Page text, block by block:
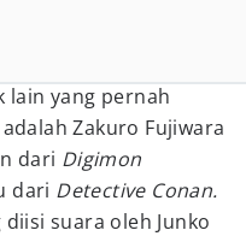
lain yang pernah
Zakuro Fujiwara
dari Digimon
dari Detective Conan.
diisi suara oleh Junko